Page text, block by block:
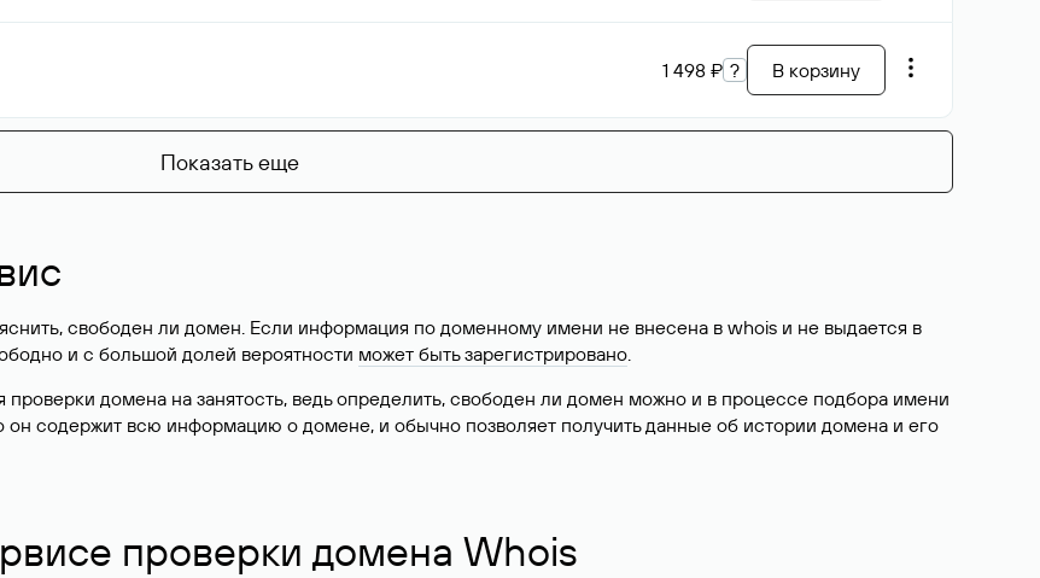
1 498 ₽ ? В корзину
Показать еще
свободен ли домен. Если информация по доменному имени не внесена в whois и не выдается в
и с большой долей вероятности может быть зарегистрировано.
домена на занятость, ведь определить, свободен ли домен можно и в процессе подбора имени
он содержит всю информацию о домене, и обычно позволяет получить данные об истории домена и его
проверки домена Whois